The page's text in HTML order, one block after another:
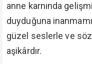
anne karnında
duyduğuna
güzel seslerle ve
aşikârdır.